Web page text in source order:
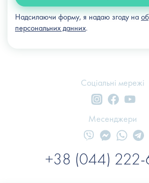
Надсилаючи форму, я надаю згоду на
персональних данних.
Соціальні мережі
+38 (044) 222-
Месенджери